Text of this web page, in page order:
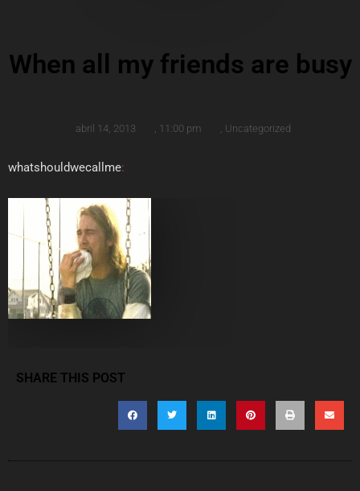
When all my friends are busy
abril 14, 2013 11:00 pm Uncategorized
whatshouldwecallme:
SHARE THIS POST